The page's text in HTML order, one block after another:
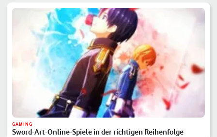
GAMING
Sword-Art-Online-Spiele in der richtigen Reihenfolge